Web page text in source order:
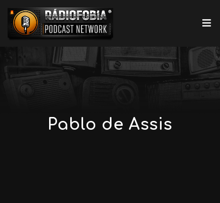
Pablo de Assis